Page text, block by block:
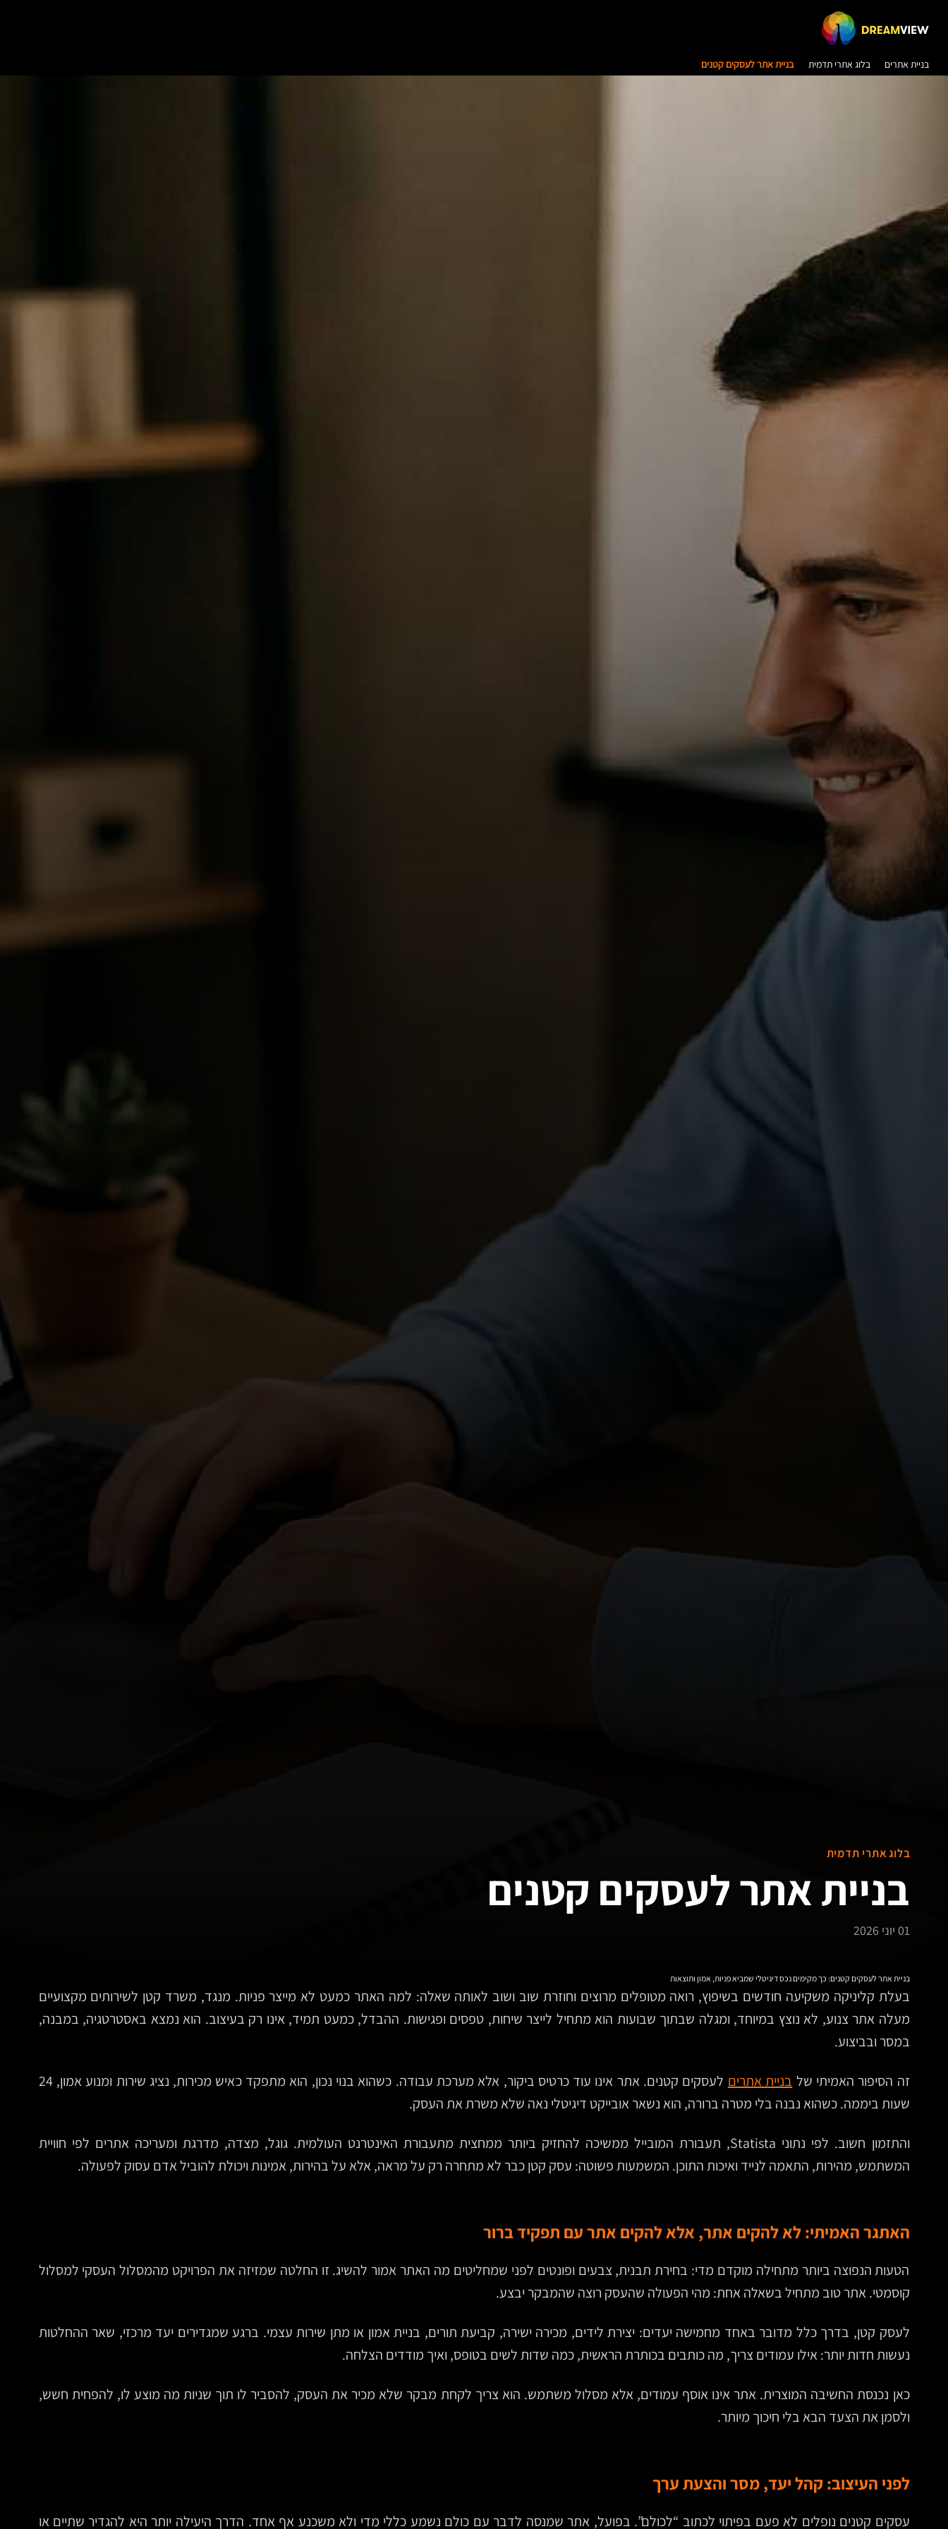
בניית אתרים בלוג אתרי תדמית בניית אתר לעסקים קטנים
בלוג אתרי תדמית
בניית אתר לעסקים קטנים
01 יוני 2026
בניית אתר לעסקים קטנים: כך מקימים נכס דיגיטלי שמביא פניות, אמון ותוצאות
בעלת קליניקה משקיעה חודשים בשיפוץ, רואה מטופלים מרוצים וחוזרת שוב ושוב לאותה שאלה: למה האתר כמעט לא מייצר פניות. מנגד, משרד קטן לשירותים מקצועיים
מעלה אתר צנוע, לא נוצץ במיוחד, ומגלה שבתוך שבועות הוא מתחיל לייצר שיחות, טפסים ופגישות. ההבדל, כמעט תמיד, אינו רק בעיצוב. הוא נמצא באסטרטגיה, במבנה,
במסר ובביצוע.
זה הסיפור האמיתי של בניית אתרים
לעסקים קטנים. אתר אינו עוד כרטיס ביקור, אלא מערכת עבודה. כשהוא בנוי נכון, הוא מתפקד כאיש מכירות, נציג שירות ומנוע אמון, 24
שעות ביממה. כשהוא נבנה בלי מטרה ברורה, הוא נשאר אובייקט דיגיטלי נאה שלא משרת את העסק.
והתזמון חשוב. לפי נתוני Statista, תעבורת המובייל ממשיכה להחזיק ביותר ממחצית מתעבורת האינטרנט העולמית. גוגל, מצדה, מדרגת ומעריכה אתרים לפי חוויית
המשתמש, מהירות, התאמה לנייד ואיכות התוכן. המשמעות פשוטה: עסק קטן כבר לא מתחרה רק על מראה, אלא על בהירות, אמינות ויכולת להוביל אדם עסוק לפעולה.
האתגר האמיתי: לא להקים אתר, אלא להקים אתר עם תפקיד ברור
הטעות הנפוצה ביותר מתחילה מוקדם מדי: בחירת תבנית, צבעים ופונטים לפני שמחליטים מה האתר אמור להשיג. זו החלטה שמזיזה את הפרויקט מהמסלול העסקי למסלול
קוסמטי. אתר טוב מתחיל בשאלה אחת: מהי הפעולה שהעסק רוצה שהמבקר יבצע.
לעסק קטן, בדרך כלל מדובר באחד מחמישה יעדים: יצירת לידים, מכירה ישירה, קביעת תורים, בניית אמון או מתן שירות עצמי. ברגע שמגדירים יעד מרכזי, שאר ההחלטות
נעשות חדות יותר: אילו עמודים צריך, מה כותבים בכותרת הראשית, כמה שדות לשים בטופס, ואיך מודדים הצלחה.
כאן נכנסת החשיבה המוצרית. אתר אינו אוסף עמודים, אלא מסלול משתמש. הוא צריך לקחת מבקר שלא מכיר את העסק, להסביר לו תוך שניות מה מוצע לו, להפחית חשש,
ולסמן את הצעד הבא בלי חיכוך מיותר.
לפני העיצוב: קהל יעד, מסר והצעת ערך
עסקים קטנים נופלים לא פעם בפיתוי לכתוב “לכולם”. בפועל, אתר שמנסה לדבר עם כולם נשמע כללי מדי ולא משכנע אף אחד. הדרך היעילה יותר היא להגדיר שתיים או